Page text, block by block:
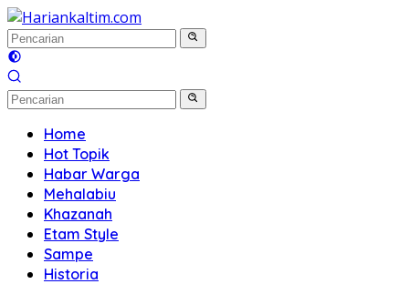
Langsung
ke
konten
Home
Hot Topik
Habar Warga
Mehalabiu
Khazanah
Etam Style
Sampe
Historia